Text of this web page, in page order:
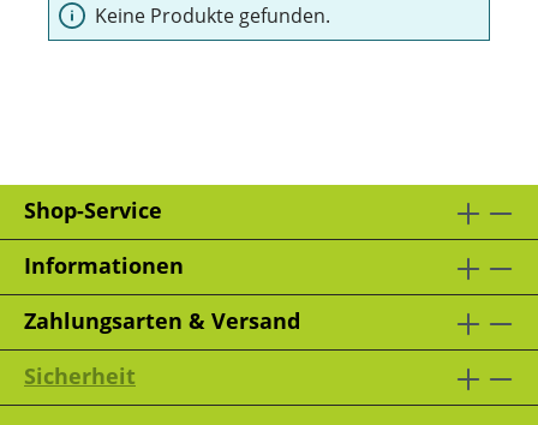
Keine Produkte gefunden.
Shop-Service
Informationen
Zahlungsarten & Versand
Sicherheit